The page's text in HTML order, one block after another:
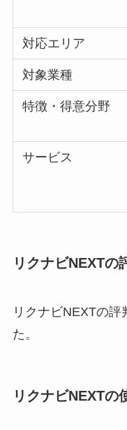
対応エリア
対象業種
特徴・得意分野
サービス
リクナビNEXTの
リクナビNEXTの
た。
リクナビNEXTの